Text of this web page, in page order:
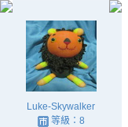
Luke-Skywalker
等級：8